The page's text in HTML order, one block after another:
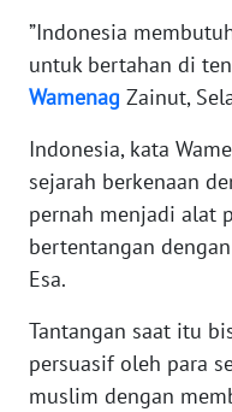
”Indonesia
untuk bertahan di
Wamenag Zainut,
Indonesia, kata
sejarah berkenaan
pernah menjadi alat
bertentangan
Esa.
Tantangan saat itu
persuasif oleh para
muslim dengan
TENTANG
KAMI
MEDIA
SIBER
REDAKSI
DISCLAIMER